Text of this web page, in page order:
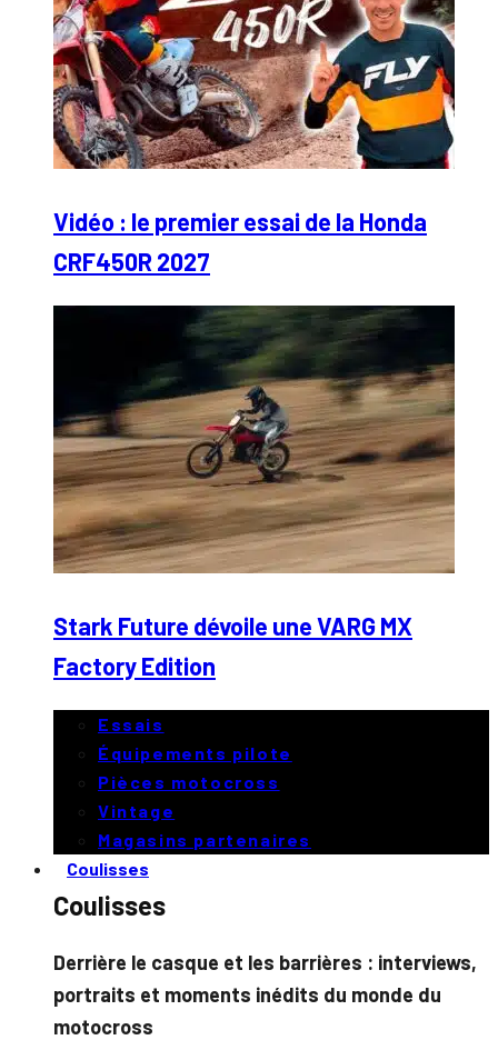
Vidéo : le premier essai de la Honda
CRF450R 2027
Stark Future dévoile une VARG MX
Factory Edition
Essais
Équipements pilote
Pièces motocross
Vintage
Magasins partenaires
Coulisses
Coulisses
Derrière le casque et les barrières : interviews,
portraits et moments inédits du monde du
motocross